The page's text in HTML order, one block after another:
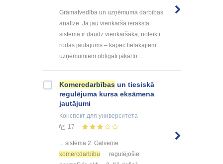
Grāmatvedība un uzņēmuma darbības
analīze Ja jau vienkāršā ieraksta
sistēma ir daudz vienkāršāka, noteikti
rodas jautājums – kāpēc lielākajiem
uzņēmumiem obligāti jākārto ...
Komercdarbības un tiesiskā
regulējuma kursa eksāmena
jautājumi
Конспект для университета
17
... sistēma 2. Galvenie
komercdarbību
regulējošie